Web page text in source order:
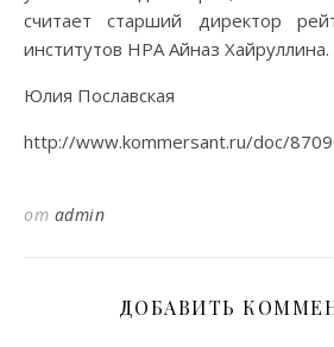
считает старший директор
институтов НРА Айназ Хайруллина.
Юлия Пославская
http://www.kommersant.ru/doc/
от admin
ДОБАВИТЬ